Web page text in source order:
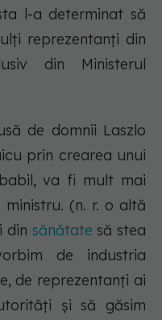
l-a determinat să
reprezentanți din
din Ministerul
de domnii Laszlo
prin crearea unui
va fi mult mai
(n. r. o altă
din sănătate să stea
de industria
de reprezentanți ai
și să găsim